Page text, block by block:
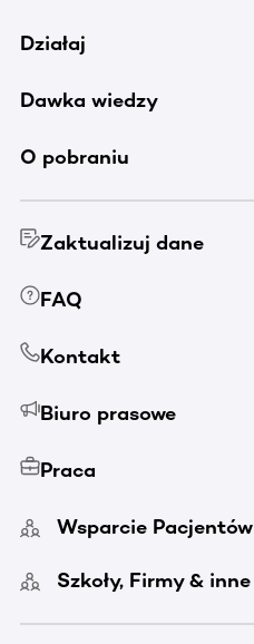
Działaj
Dawka wiedzy
O pobraniu
Zaktualizuj dane
FAQ
Kontakt
Biuro prasowe
Praca
Wsparcie Pacjentów
Szkoły, Firmy & inne